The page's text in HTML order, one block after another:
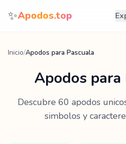
Saltar al contenido
✨Apodos.top
Inicio/Apodos para Pascuala
Apodos para
Descubre 60 apodos
simbolos y